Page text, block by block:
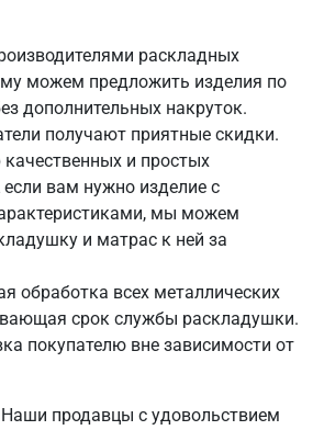
раскладных
можем предложить изделия по
дополнительных накруток.
получают приятные скидки.
и простых
вам нужно изделие с
мы можем
и матрас к ней за
обработка всех металлических
срок службы раскладушки.
покупателю вне зависимости от
продавцы с удовольствием